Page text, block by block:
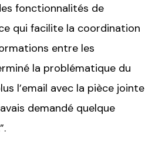
fonctionnalités de
qui facilite la coordination
entre les
la problématique du
l’email avec la pièce jointe
demandé quelque